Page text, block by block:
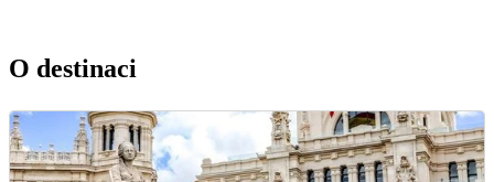
O destinaci